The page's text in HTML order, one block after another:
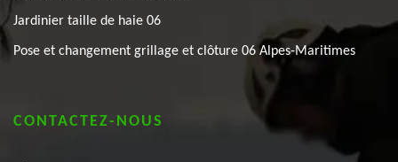
Jardinier taille de haie 06
Pose et changement grillage et clôture 06 Alpes-Maritimes
CONTACTEZ-NOUS